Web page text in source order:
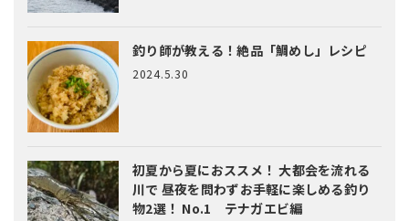
釣り師が教える！絶品「鯛めし」レシピ
2024.5.30
初夏から夏におススメ！ 大都会を流れる
川で 昼夜を問わずお手軽に楽しめる釣り
物2選！ No.1 テナガエビ編